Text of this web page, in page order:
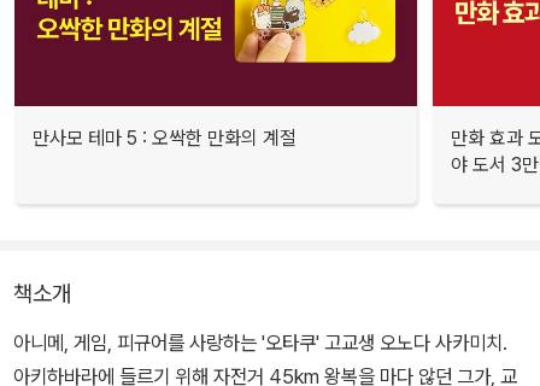
만사모 테마 5 : 오싹한 만화의 계절
만화 효과
야 도서 3
책소개
아니메, 게임, 피규어를 사랑하는 '오타쿠' 고교생 오노다 사카미치.
아키하바라에 들르기 위해 자전거 45km 왕복을 마다 않던 그가, 교